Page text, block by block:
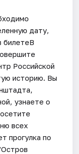
дату,
билетеВ
Российской
историю. Вы
узнаете о
всех
прогулка по